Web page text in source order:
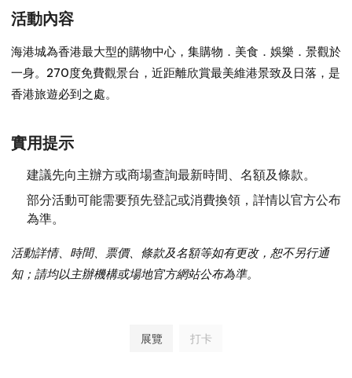
活動內容
海港城為香港最大型的購物中心，集購物．美食．娛樂．景觀於
一身。270度免費觀景台，近距離欣賞最美維港景致及日落，是
香港旅遊必到之處。
實用提示
建議先向主辦方或商場查詢最新時間、名額及條款。
部分活動可能需要預先登記或消費換領，詳情以官方公布
為準。
活動詳情、時間、票價、條款及名額等如有更改，恕不另行通
知；請均以主辦機構或場地官方網站公布為準。
展覽 打卡